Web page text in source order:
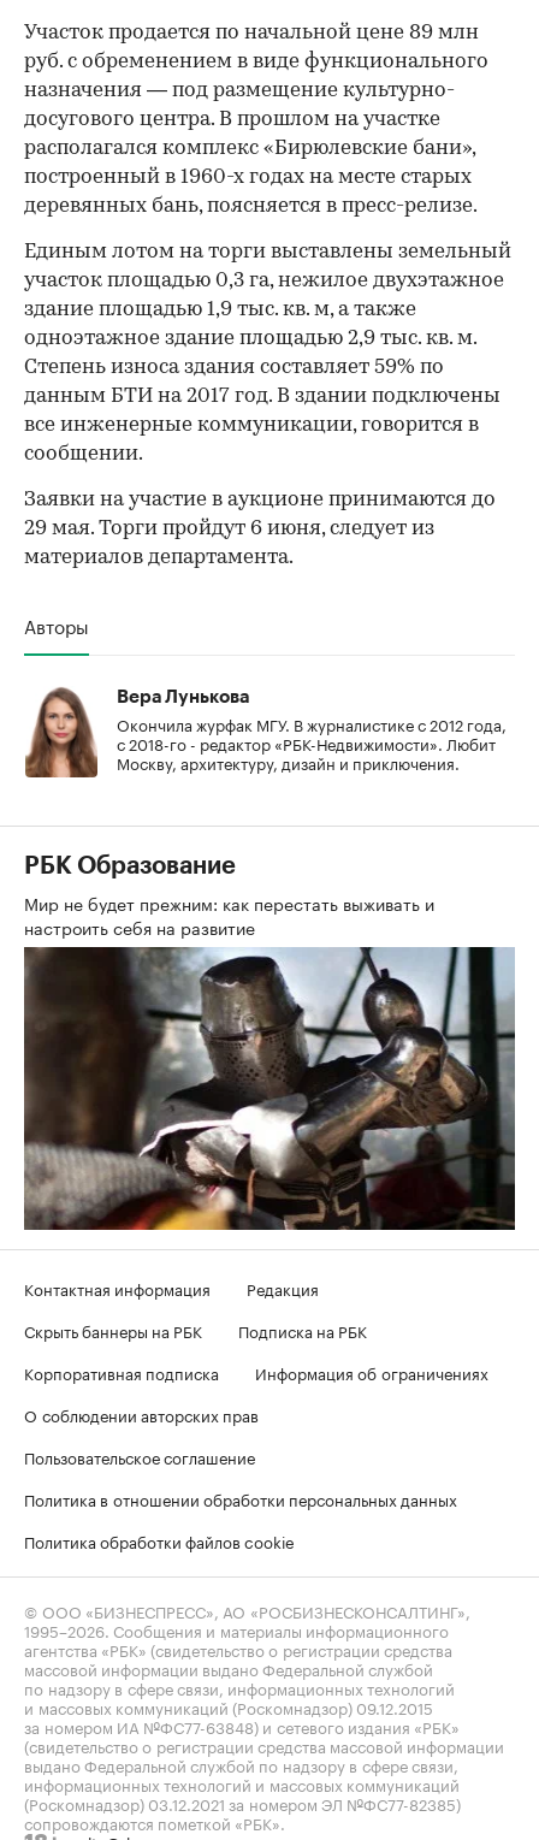
Участок продается по начальной цене 89 млн
руб. с обременением в виде функционального
назначения — под размещение культурно-
досугового центра. В прошлом на участке
располагался комплекс «Бирюлевские бани»,
построенный в 1960-х годах на месте старых
деревянных бань, поясняется в пресс-релизе.
Единым лотом на торги выставлены земельный
участок площадью 0,3 га, нежилое двухэтажное
здание площадью 1,9 тыс. кв. м, а также
одноэтажное здание площадью 2,9 тыс. кв. м.
Степень износа здания составляет 59% по
данным БТИ на 2017 год. В здании подключены
все инженерные коммуникации, говорится в
сообщении.
Заявки на участие в аукционе принимаются до
29 мая. Торги пройдут 6 июня, следует из
материалов департамента.
Авторы
Вера Лунькова
Окончила журфак МГУ. В журналистике с 2012 года,
с 2018-го - редактор «РБК-Недвижимости». Любит
Москву, архитектуру, дизайн и приключения.
РБК Образование
Мир не будет прежним: как перестать выживать и
настроить себя на развитие
Контактная информация
Редакция
Скрыть баннеры на РБК
Подписка на РБК
Корпоративная подписка
Информация об ограничениях
О соблюдении авторских прав
Пользовательское соглашение
Политика в отношении обработки персональных данных
Политика обработки файлов cookie
© ООО «БИЗНЕСПРЕСС», АО «РОСБИЗНЕСКОНСАЛТИНГ»,
1995–2026. Сообщения и материалы информационного
агентства «РБК» (свидетельство о регистрации средства
массовой информации выдано Федеральной службой
по надзору в сфере связи, информационных технологий
и массовых коммуникаций (Роскомнадзор) 09.12.2015
за номером ИА №ФС77-63848) и сетевого издания «РБК»
(свидетельство о регистрации средства массовой информации
выдано Федеральной службой по надзору в сфере связи,
информационных технологий и массовых коммуникаций
(Роскомнадзор) 03.12.2021 за номером ЭЛ №ФС77-82385)
сопровождаются пометкой «РБК».